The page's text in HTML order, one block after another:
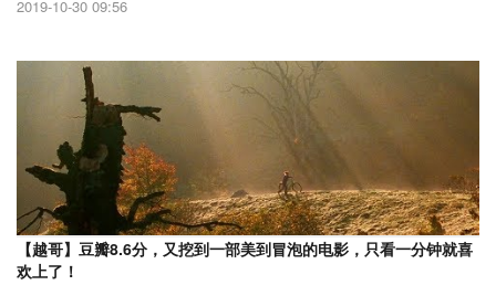
2019-10-30 09:56
【越哥】豆瓣8.6分，又挖到一部美到冒泡的电影，只看一分钟就喜
欢上了！